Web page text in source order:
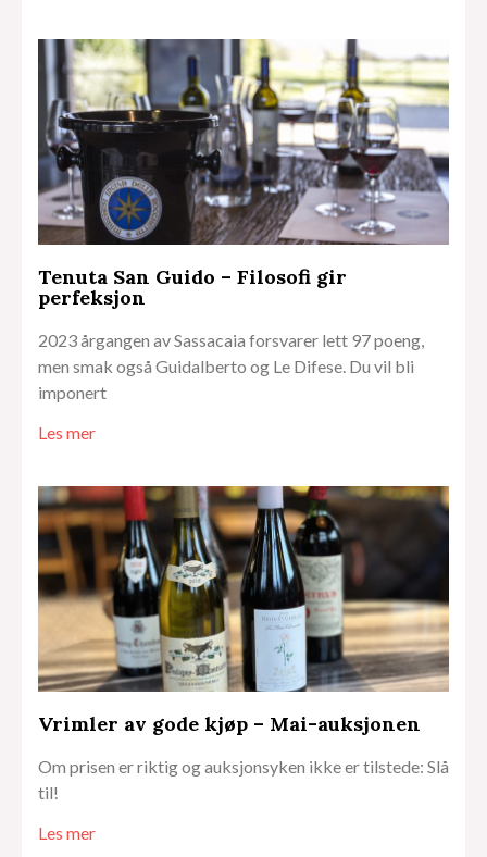
Tenuta San Guido – Filosofi gir
perfeksjon
2023 årgangen av Sassacaia forsvarer lett 97 poeng,
men smak også Guidalberto og Le Difese. Du vil bli
imponert
Les mer
Vrimler av gode kjøp – Mai-auksjonen
Om prisen er riktig og auksjonsyken ikke er tilstede: Slå
til!
Les mer